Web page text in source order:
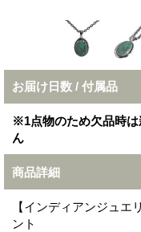
お届け日数 / 付属品
※1点物のため欠品時
ん
商品詳細
【インディアンジュエ
ント